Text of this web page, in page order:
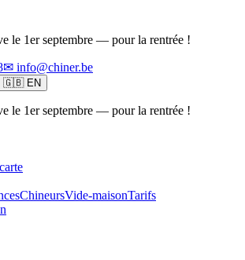
le 1er septembre — pour la rentrée !
✉ info@chiner.be
🇬🇧 EN
le 1er septembre — pour la rentrée !
ChineursVide-maisonTarifs